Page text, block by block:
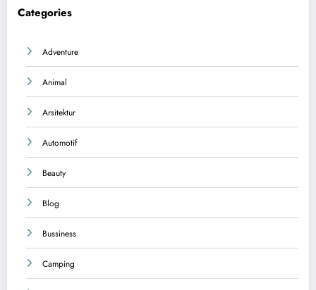
Categories
Adventure
Animal
Arsitektur
Automotif
Beauty
Blog
Bussiness
Camping